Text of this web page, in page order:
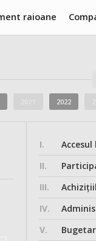
raioane
2022
I.
II.
III.
IV.
V.